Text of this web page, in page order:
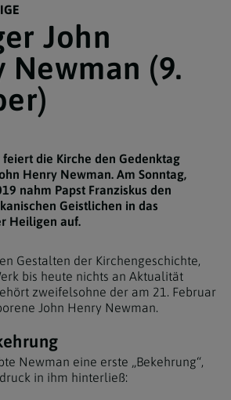
John
Newman (9.
feiert die Kirche den Gedenktag
Henry Newman. Am Sonntag,
nahm Papst Franziskus den
Geistlichen in das
Heiligen auf.
Gestalten der Kirchengeschichte,
bis heute nichts an Aktualität
zweifelsohne der am 21. Februar
John Henry Newman.
Newman eine erste „Bekehrung“,
in ihm hinterließ: